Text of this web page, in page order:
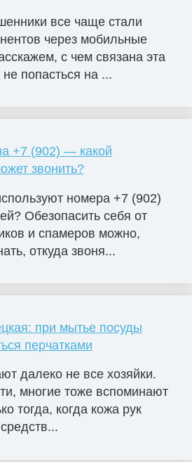
все чаще стали
через мобильные
с чем связана эта
попасться на ...
+7 (902) — какой
звонить?
номера +7 (902)
Обезопасить себя от
и спамеров можно,
откуда звоня...
при мытье посуды
перчатками
далеко не все хозяйки.
многие тоже вспоминают
тогда, когда кожа рук